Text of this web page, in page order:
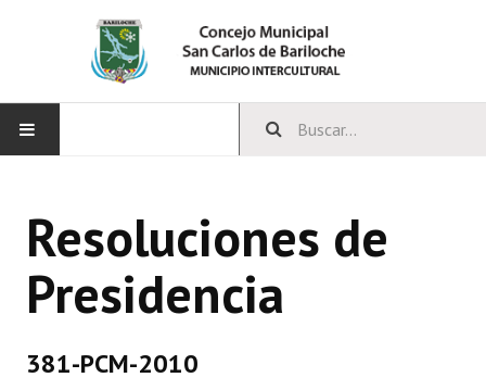
CONCEJO
Bloques Políticos
Comisiones Permanentes
Resoluciones de
Presidencia
381-PCM-2010